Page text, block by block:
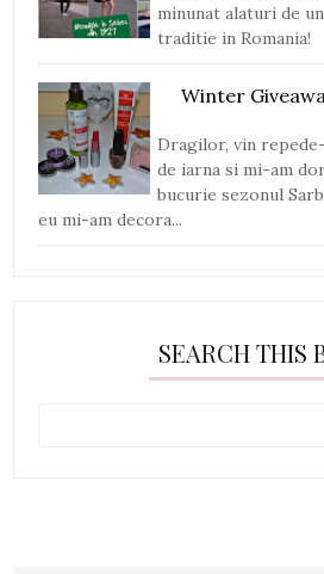
minunat alaturi de
traditie in Romania!
Winter
Dragilor, vin
de iarna si mi-am
bucurie sezonul
eu mi-am decora...
SEARCH THIS